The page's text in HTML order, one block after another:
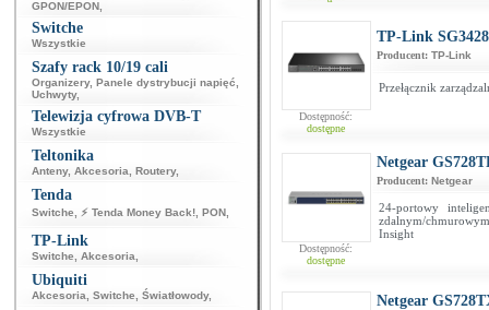
GPON/EPON
Switche
Wszystkie
Szafy rack 10/19 cali
Organizery, Panele dystrybucji napięć
Uchwyty,
Telewizja cyfrowa DVB-T
Wszystkie
Teltonika
Anteny, Akcesoria Routery,
Tenda
Switche ⚡ Tenda Money Back! PON
TP-Link
Switche Akcesoria
Ubiquiti
Akcesoria Switche Światłowody,
Dostępność:
dostępne
TP-Link
Producent: TP-Link
Przełącznik
Dostępność:
dostępne
Netgear
Producent: Netgear
24-portowy
zdalnym/
Insight
Netgear